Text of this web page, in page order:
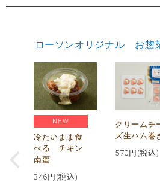
ローソンオリジナル お惣
NEW
冷たいまま食
べる チキン
南蛮
346 円(税込)
クリームチ
ズ生ハム巻
570 円(税込)